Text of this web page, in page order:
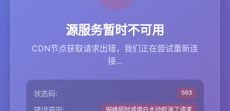
源服务暂时不可用
CDN节点获取请求出错，我们正在尝试重新连
接...
状态码: 503